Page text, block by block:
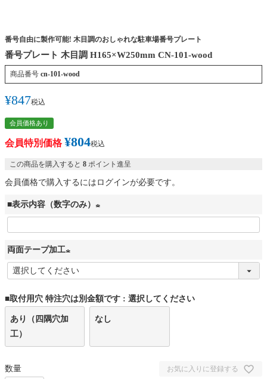
番号自由に製作可能! 木目調のおしゃれな駐車場番号プレート
番号プレート 木目調 H165×W250mm CN-101-wood
商品番号 cn-101-wood
¥847税込
会員価格あり
会員特別価格 ¥804税込
この商品を購入すると 8 ポイント進呈
会員価格で購入するにはログインが必要です。
■表示内容（数字のみ）
両面テープ加工
(
須
)
■取付用穴 特注穴は別金額です 選択してください
あり（四隅穴加
工）
なし
お気に入りに登録する